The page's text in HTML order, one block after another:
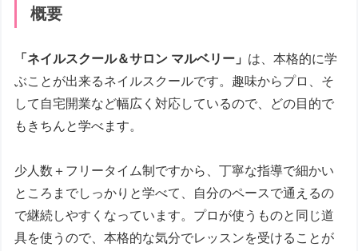
概要
「ネイルスクール＆サロン マルベリー」 は、本格的に学
ぶことが出来るネイルスクールです。趣味からプロ、そ
して自宅開業など幅広く対応しているので、どの目的で
もきちんと学べます。
少人数＋フリータイム制ですから、丁寧な指導で細かい
ところまでしっかりと学べて、自分のペースで通えるの
で継続しやすくなっています。プロが使うものと同じ道
具を使うので、本格的な気分でレッスンを受けることが